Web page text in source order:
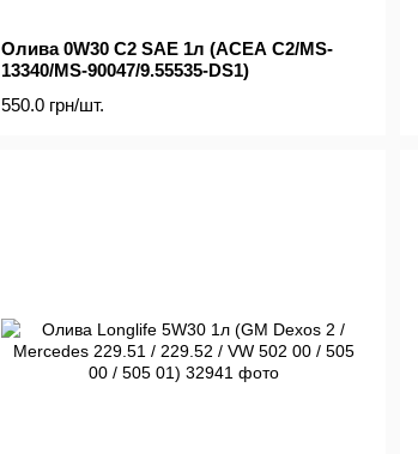
Олива 0W30 C2 SAE 1л (ACEA C2/MS-
13340/MS-90047/9.55535-DS1)
550.0 грн/шт.